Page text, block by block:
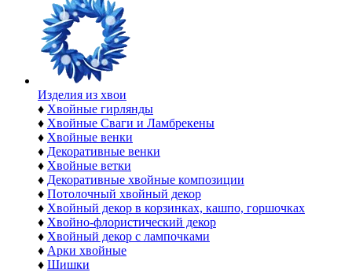
Изделия из хвои
♦ Хвойные гирлянды
♦ Хвойные Сваги и Ламбрекены
♦ Хвойные венки
♦ Декоративные венки
♦ Хвойные ветки
♦ Декоративные хвойные композиции
♦ Потолочный хвойный декор
♦ Хвойный декор в корзинках, кашпо, горшочках
♦ Хвойно-флористический декор
♦ Хвойный декор с лампочками
♦ Арки хвойные
♦ Шишки